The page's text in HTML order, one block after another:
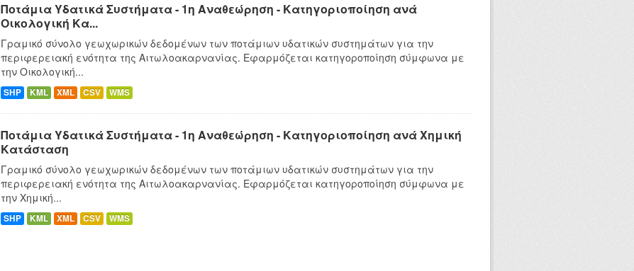
Ποτάμια Υδατικά Συστήματα - 1η Αναθεώρηση - Κατηγοριοποίηση ανά
Οικολογική Κα...
Γραμικό σύνολο γεωχωρικών δεδομένων των ποτάμιων υδατικών συστημάτων για την
περιφερειακή ενότητα της Αιτωλοακαρνανίας. Εφαρμόζεται κατηγοροποίηση σύμφωνα με
την Οικολογική...
SHP KML XML CSV WMS
Ποτάμια Υδατικά Συστήματα - 1η Αναθεώρηση - Κατηγοριοποίηση ανά Χημική
Κατάσταση
Γραμικό σύνολο γεωχωρικών δεδομένων των ποτάμιων υδατικών συστημάτων για την
περιφερειακή ενότητα της Αιτωλοακαρνανίας. Εφαρμόζεται κατηγοροποίηση σύμφωνα με
την Χημική...
SHP KML XML CSV WMS